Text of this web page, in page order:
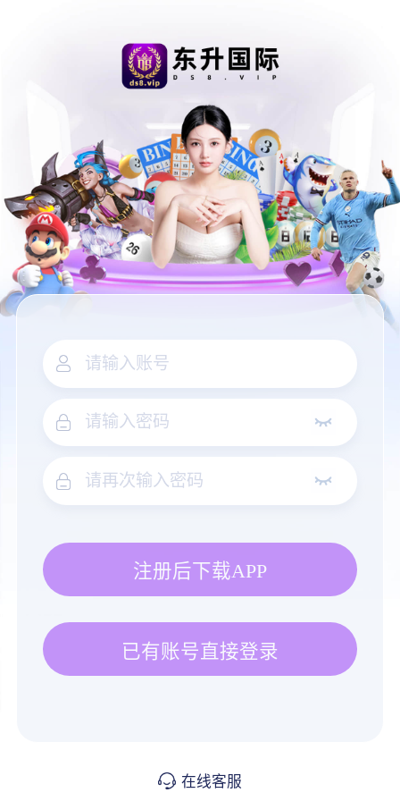
注册后下载APP
已有账号直接登录
在线客服